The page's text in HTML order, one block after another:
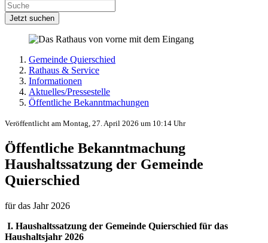
Jetzt suchen
Gemeinde Quierschied
Rathaus & Service
Informationen
Aktuelles/Pressestelle
Öffentliche Bekanntmachungen
Veröffentlicht am Montag, 27. April 2026 um 10:14 Uhr
Öffentliche Bekanntmachung
Haushaltssatzung der Gemeinde
Quierschied
für das Jahr 2026
I. Haushaltssatzung der Gemeinde Quierschied für das
Haushaltsjahr 2026